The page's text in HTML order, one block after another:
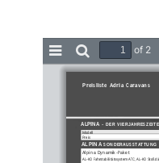
Toggle
Sidebar
Find
of 2
ALPINA SONDERAUSSTATTUNG
Modell
Preis
Alpina Dynamik-Paket
AL-KO Fahrstabilitätssystem ATC, AL-KO
ALPINA - DER
Preisliste Adria Caravans